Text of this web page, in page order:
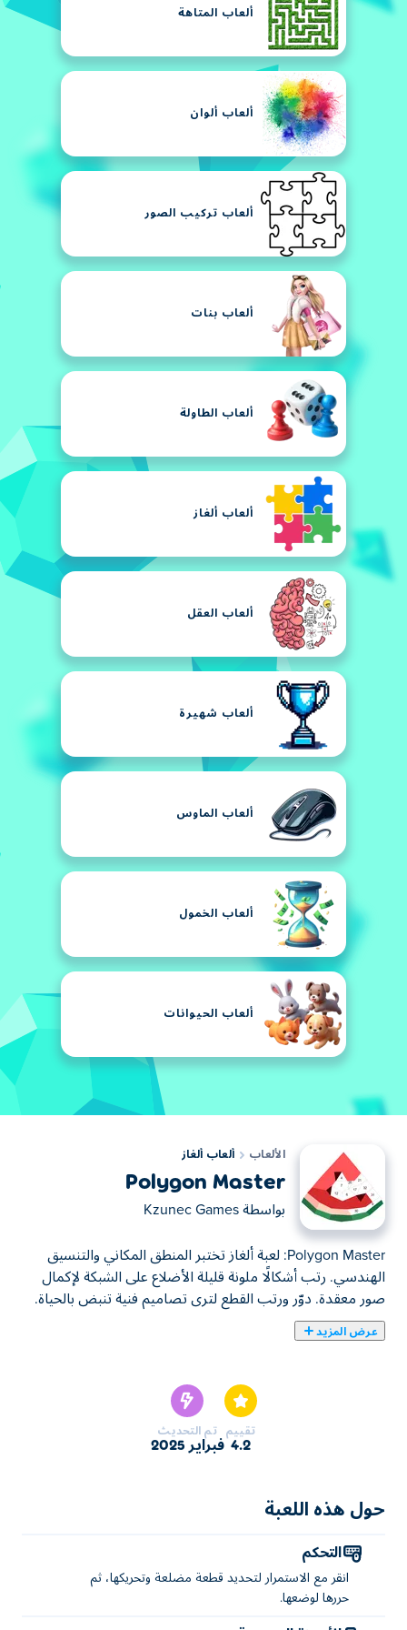
ألعاب المتاهة
ألعاب ألوان
ألعاب تركيب الصور
ألعاب بنات
ألعاب الطاولة
ألعاب ألغاز
ألعاب العقل
ألعاب شهيرة
ألعاب الماوس
ألعاب الخمول
ألعاب الحيوانات
الألعاب ألعاب ألغاز
Polygon Master
بواسطة Kzunec Games
Polygon Master: لعبة ألغاز تختبر المنطق المكاني والتنسيق
الهندسي. رتب أشكالًا ملونة قليلة الأضلاع على الشبكة لإكمال
صور معقدة. دوّر ورتب القطع لترى تصاميم فنية تنبض بالحياة.
عرض المزيد
وأسقطها في مكانها الصحيح لإكمال العمل الفني. ابدأ بأشكال
بسيطة مثل السداسيات ثم انتقل تدريجيًا إلى تصميمات أكثر
تعقيدًا مثل الفواكه والحيوانات والمزيد. استرخ واستمتع وتحدى
كيفية لعب Polygon Master؟
انقر مع الاستمرار لتحديد قطعة مضلع ونقلها، ثم حررها لوضعها.
من هو مبتكر Polygon Master؟
تقييم
4.2
تم التحديث
فبراير 2025
حول هذه اللعبة
التحكم
انقر مع الاستمرار لتحديد قطعة مضلعة وتحريكها، ثم
حررها لوضعها.